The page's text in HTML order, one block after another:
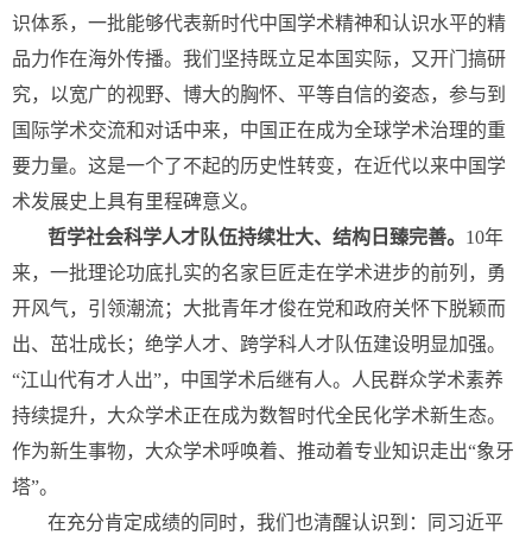
识体系，一批能够代表新时代中国学术精神和认识水平的精
品力作在海外传播。我们坚持既立足本国实际，又开门搞研
究，以宽广的视野、博大的胸怀、平等自信的姿态，参与到
国际学术交流和对话中来，中国正在成为全球学术治理的重
要力量。这是一个了不起的历史性转变，在近代以来中国学
术发展史上具有里程碑意义。
哲学社会科学人才队伍持续壮大、结构日臻完善。 10年
来，一批理论功底扎实的名家巨匠走在学术进步的前列，勇
开风气，引领潮流；大批青年才俊在党和政府关怀下脱颖而
出、茁壮成长；绝学人才、跨学科人才队伍建设明显加强。
“江山代有才人出”，中国学术后继有人。人民群众学术素养
持续提升，大众学术正在成为数智时代全民化学术新生态。
作为新生事物，大众学术呼唤着、推动着专业知识走出“象牙
塔”。
在充分肯定成绩的同时，我们也清醒认识到：同习近平